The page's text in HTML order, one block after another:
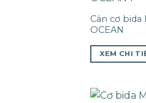
Cán cơ bida
OCEAN
XEM CHI